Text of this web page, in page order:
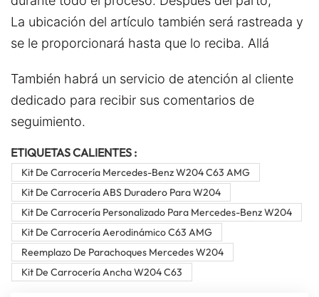
La ubicación del artículo también será rastreada y
se le proporcionará hasta que lo reciba. Allá
También habrá un servicio de atención al cliente
dedicado para recibir sus comentarios de
seguimiento.
ETIQUETAS CALIENTES :
Kit De Carrocería Mercedes-Benz W204 C63 AMG
Kit De Carrocería ABS Duradero Para W204
Kit De Carrocería Personalizado Para Mercedes-Benz W204
Kit De Carrocería Aerodinámico C63 AMG
Reemplazo De Parachoques Mercedes W204
Kit De Carrocería Ancha W204 C63